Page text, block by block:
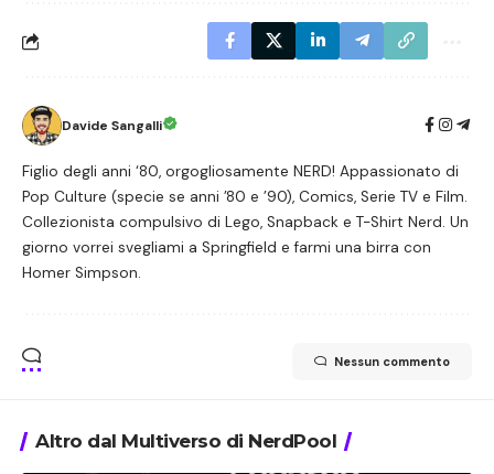
Davide Sangalli
Figlio degli anni ‘80, orgogliosamente NERD! Appassionato di
Pop Culture (specie se anni ’80 e ’90), Comics, Serie TV e Film.
Collezionista compulsivo di Lego, Snapback e T-Shirt Nerd. Un
giorno vorrei svegliami a Springfield e farmi una birra con
Homer Simpson.
Nessun commento
Altro dal Multiverso di NerdPool